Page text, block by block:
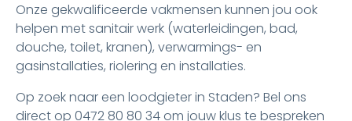
Onze gekwalificeerde vakmensen kunnen jou ook
helpen met sanitair werk (waterleidingen, bad,
douche, toilet, kranen), verwarmings- en
gasinstallaties, riolering en installaties.
Op zoek naar een loodgieter in Staden? Bel ons
direct op 0472 80 80 34 om jouw klus te bespreken